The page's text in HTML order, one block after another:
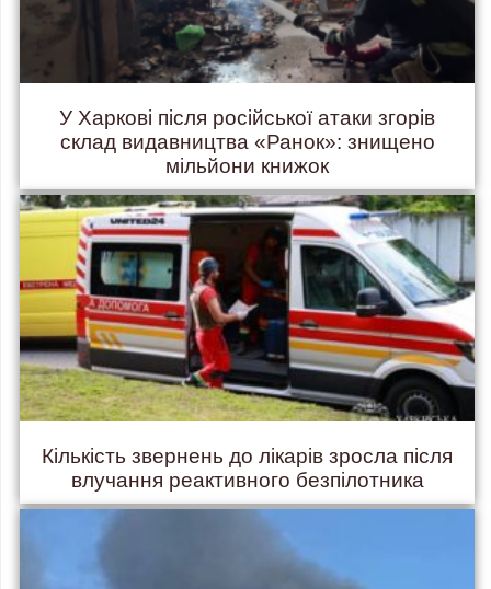
У Харкові після російської атаки згорів
склад видавництва «Ранок»: знищено
мільйони книжок
Кількість звернень до лікарів зросла після
влучання реактивного безпілотника